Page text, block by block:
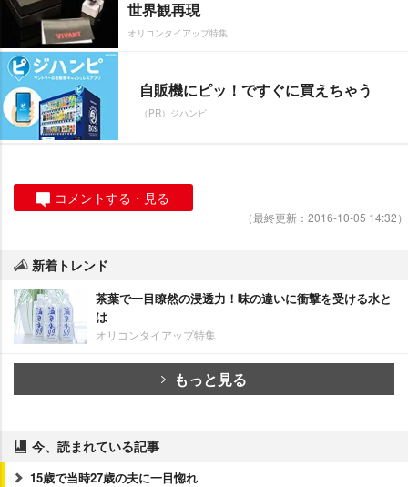
世界観再現
オリコンタイアップ特集
自販機にピッ！ですぐに買えちゃう
（PR）ジハンピ
コメントする・見る
（最終更新：2016-10-05 14:32）
新着トレンド
茶葉で一目瞭然の浸透力！味の違いに衝撃を受ける水と
は
オリコンタイアップ特集
もっと見る
今、読まれている記事
15歳で当時27歳の夫に一目惚れ